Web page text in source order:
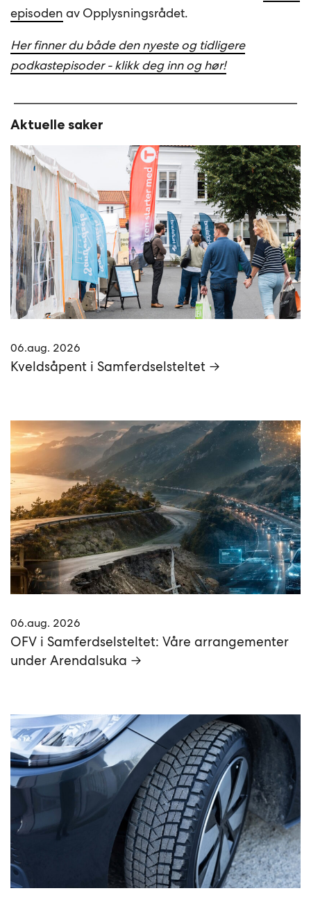
episoden av Opplysningsrådet.
Her finner du både den nyeste og tidligere
podkastepisoder - klikk deg inn og hør!
Aktuelle saker
06.aug. 2026
Kveldsåpent i Samferdselsteltet →
06.aug. 2026
OFV i Samferdselsteltet: Våre arrangementer
under Arendalsuka →